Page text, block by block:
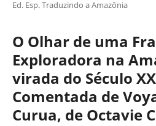
Ed. Esp. Traduzindo a Amazônia
O Olhar de uma
Exploradora na
virada do Século
Comentada de
Curua, de Octavie